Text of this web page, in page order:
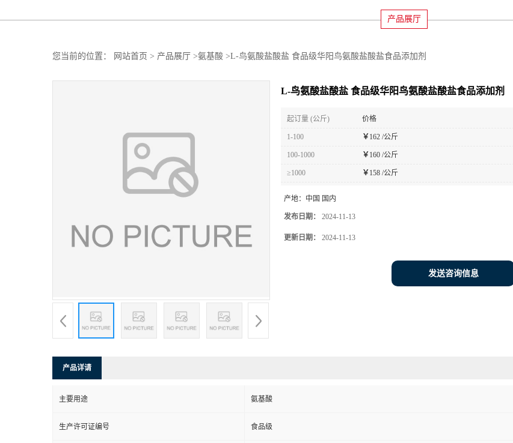
产品展厅
您当前的位置： 网站首页 > 产品展厅 >氨基酸 >L-鸟氨酸盐酸盐 食品级华阳鸟氨酸盐酸盐食品添加剂
L-鸟氨酸盐酸盐 食品级华阳鸟氨酸盐酸盐食品添加剂
起订量 (公斤) 价格
1-100 ￥ 162 /公斤
100-1000 ￥ 160 /公斤
≥1000 ￥ 158 /公斤
产地： 中国 国内
发布日期： 2024-11-13
更新日期： 2024-11-13
发送咨询信息
产品详请
主要用途 氨基酸
生产许可证编号 食品级